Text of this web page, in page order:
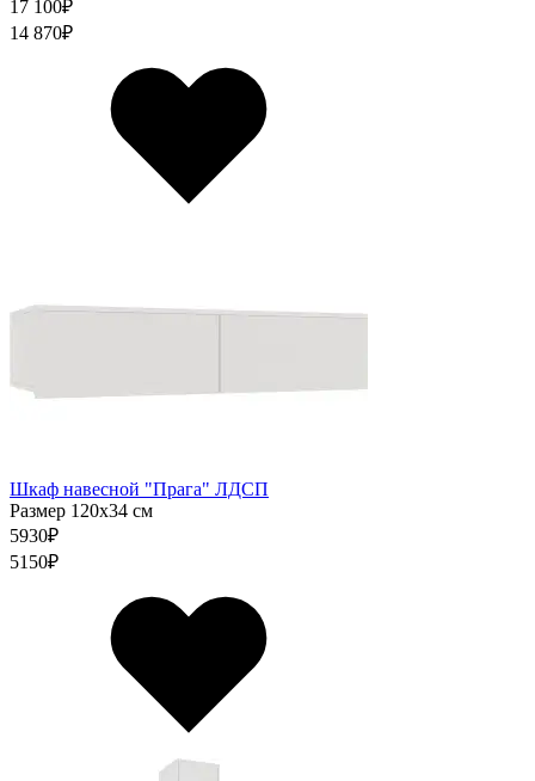
17 100₽
14 870₽
Шкаф навесной "Прага" ЛДСП
Размер 120х34 см
5930₽
5150₽